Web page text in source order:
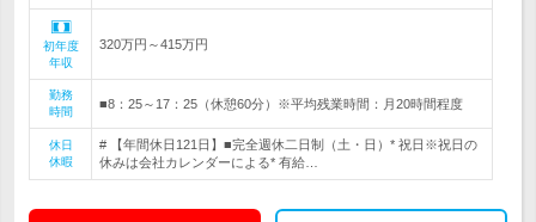
初年度
年収
320万円～415万円
勤務
時間
■8：25～17：25（休憩60分）※平均残業時間：月20時間程度
休日
休暇
# 【年間休日121日】■完全週休二日制（土・日）* 祝日※祝日の
休みは会社カレンダーによる* 有給…